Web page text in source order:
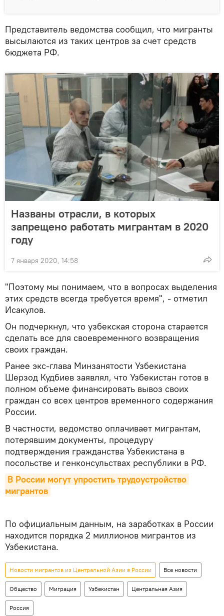
Представитель ведомства сообщил, что мигранты
высылаются из таких центров за счет средств
бюджета РФ.
Названы отрасли, в которых
запрещено работать мигрантам в 2020
году
7 января 2020, 14:58
"Поэтому мы понимаем, что в вопросах выделения
этих средств всегда требуется время", - отметил
Исакулов.
Он подчеркнул, что узбекская сторона старается
сделать все для своевременного возвращения
своих граждан.
Ранее экс-глава Минзанятости Узбекистана
Шерзод Кудбиев заявлял, что Узбекистан готов в
полном объеме финансировать вывоз своих
граждан со всех центров временного содержания
России.
В частности, ведомство оплачивает мигрантам,
потерявшим документы, процедуру
подтверждения гражданства Узбекистана в
посольстве и генконсульствах республики в РФ.
В России могут упростить трудоустройство
мигрантов
По официальным данным, на заработках в России
находится порядка 2 миллионов мигрантов из
Узбекистана.
Новости мигрантов из Центральной Азии в России Все новости
Общество Миграция Узбекистан Центральная Азия
Россия